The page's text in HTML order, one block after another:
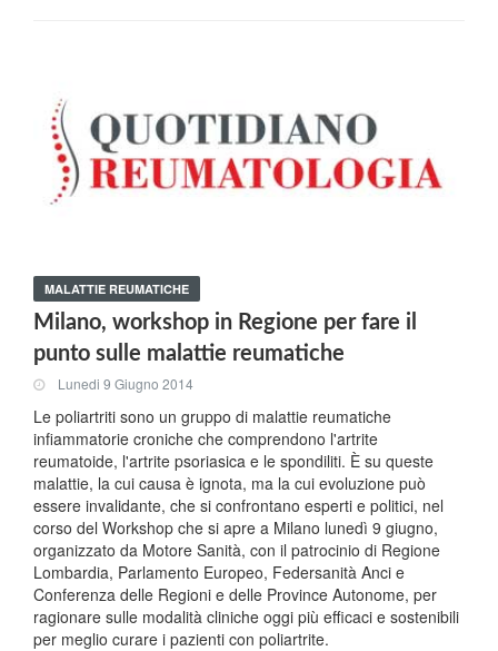
MALATTIE REUMATICHE
Milano, workshop in Regione per fare il
punto sulle malattie reumatiche
Lunedi 9 Giugno 2014
Le poliartriti sono un gruppo di malattie reumatiche
infiammatorie croniche che comprendono l'artrite
reumatoide, l'artrite psoriasica e le spondiliti. È su queste
malattie, la cui causa è ignota, ma la cui evoluzione può
essere invalidante, che si confrontano esperti e politici, nel
corso del Workshop che si apre a Milano lunedì 9 giugno,
organizzato da Motore Sanità, con il patrocinio di Regione
Lombardia, Parlamento Europeo, Federsanità Anci e
Conferenza delle Regioni e delle Province Autonome, per
ragionare sulle modalità cliniche oggi più efficaci e sostenibili
per meglio curare i pazienti con poliartrite.